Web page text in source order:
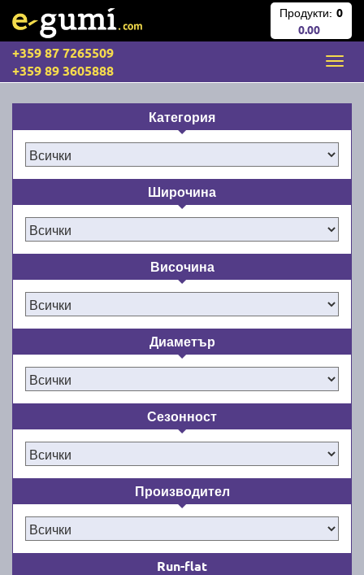
Продукти: 0
0.00
+359 87 7265509
+359 89 3605888
Категория
Широчина
Височина
Диаметър
Сезонност
Производител
Run-flat